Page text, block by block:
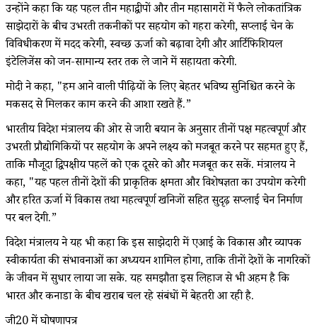
उन्होंने कहा कि यह पहल तीन महाद्वीपों और तीन महासागरों में फैले लोकतांत्रिक
साझेदारों के बीच उभरती तकनीकों पर सहयोग को गहरा करेगी, सप्लाई चेन के
विविधीकरण में मदद करेगी, स्वच्छ ऊर्जा को बढ़ावा देगी और आर्टिफिशियल
इंटेलिजेंस को जन-सामान्य स्तर तक ले जाने में सहायता करेगी.
मोदी ने कहा, "हम आने वाली पीढ़ियों के लिए बेहतर भविष्य सुनिश्चित करने के
मकसद से मिलकर काम करने की आशा रखते हैं.”
भारतीय विदेश मंत्रालय की ओर से जारी बयान के अनुसार तीनों पक्ष महत्वपूर्ण और
उभरती प्रौद्योगिकियों पर सहयोग के अपने लक्ष्य को मजबूत करने पर सहमत हुए हैं,
ताकि मौजूदा द्विपक्षीय पहलें को एक दूसरे को और मजबूत कर सकें. मंत्रालय ने
कहा, "यह पहल तीनों देशों की प्राकृतिक क्षमता और विशेषज्ञता का उपयोग करेगी
और हरित ऊर्जा में विकास तथा महत्वपूर्ण खनिजों सहित सुदृढ़ सप्लाई चेन निर्माण
पर बल देगी.”
विदेश मंत्रालय ने यह भी कहा कि इस साझेदारी में एआई के विकास और व्यापक
स्वीकार्यता की संभावनाओं का अध्ययन शामिल होगा, ताकि तीनों देशों के नागरिकों
के जीवन में सुधार लाया जा सके. यह समझौता इस लिहाज से भी अहम है कि
भारत और कनाडा के बीच खराब चल रहे संबंधों में बेहतरी आ रही है.
जी20 में घोषणापत्र